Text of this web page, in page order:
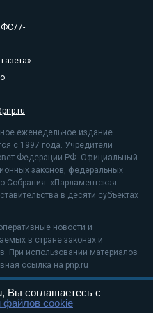
ФС77-
еженедельное издание
с 1997 года. Учредители
Федерации РФ. Официальный
законов, федеральных
Собрания. «Парламентская
в десяти субъектах
новости и
в стране законах и
При использовании материалов
ссылка на pnp.ru
рекомендательные
Вы соглашаетесь с
файлов cookie